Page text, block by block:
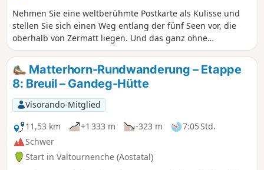
Nehmen Sie eine weltberühmte Postkarte als Kulisse und
stellen Sie sich einen Weg entlang der fünf Seen vor, die
oberhalb von Zermatt liegen. Und das ganz ohne
Anstrengung, denn man kann mit der Seilbahn hinauf und
mit dem Zug hinunter fahren. Das einzige, was hier wehtut,
sind die Transportkosten!
Matterhorn-Rundwanderung – Etappe
8: Breuil – Gandeg-Hütte
Visorando-Mitglied
11,53 km
+1 333 m -323 m
7:05 Std.
Schwer
Start in Valtournenche (Aostatal)